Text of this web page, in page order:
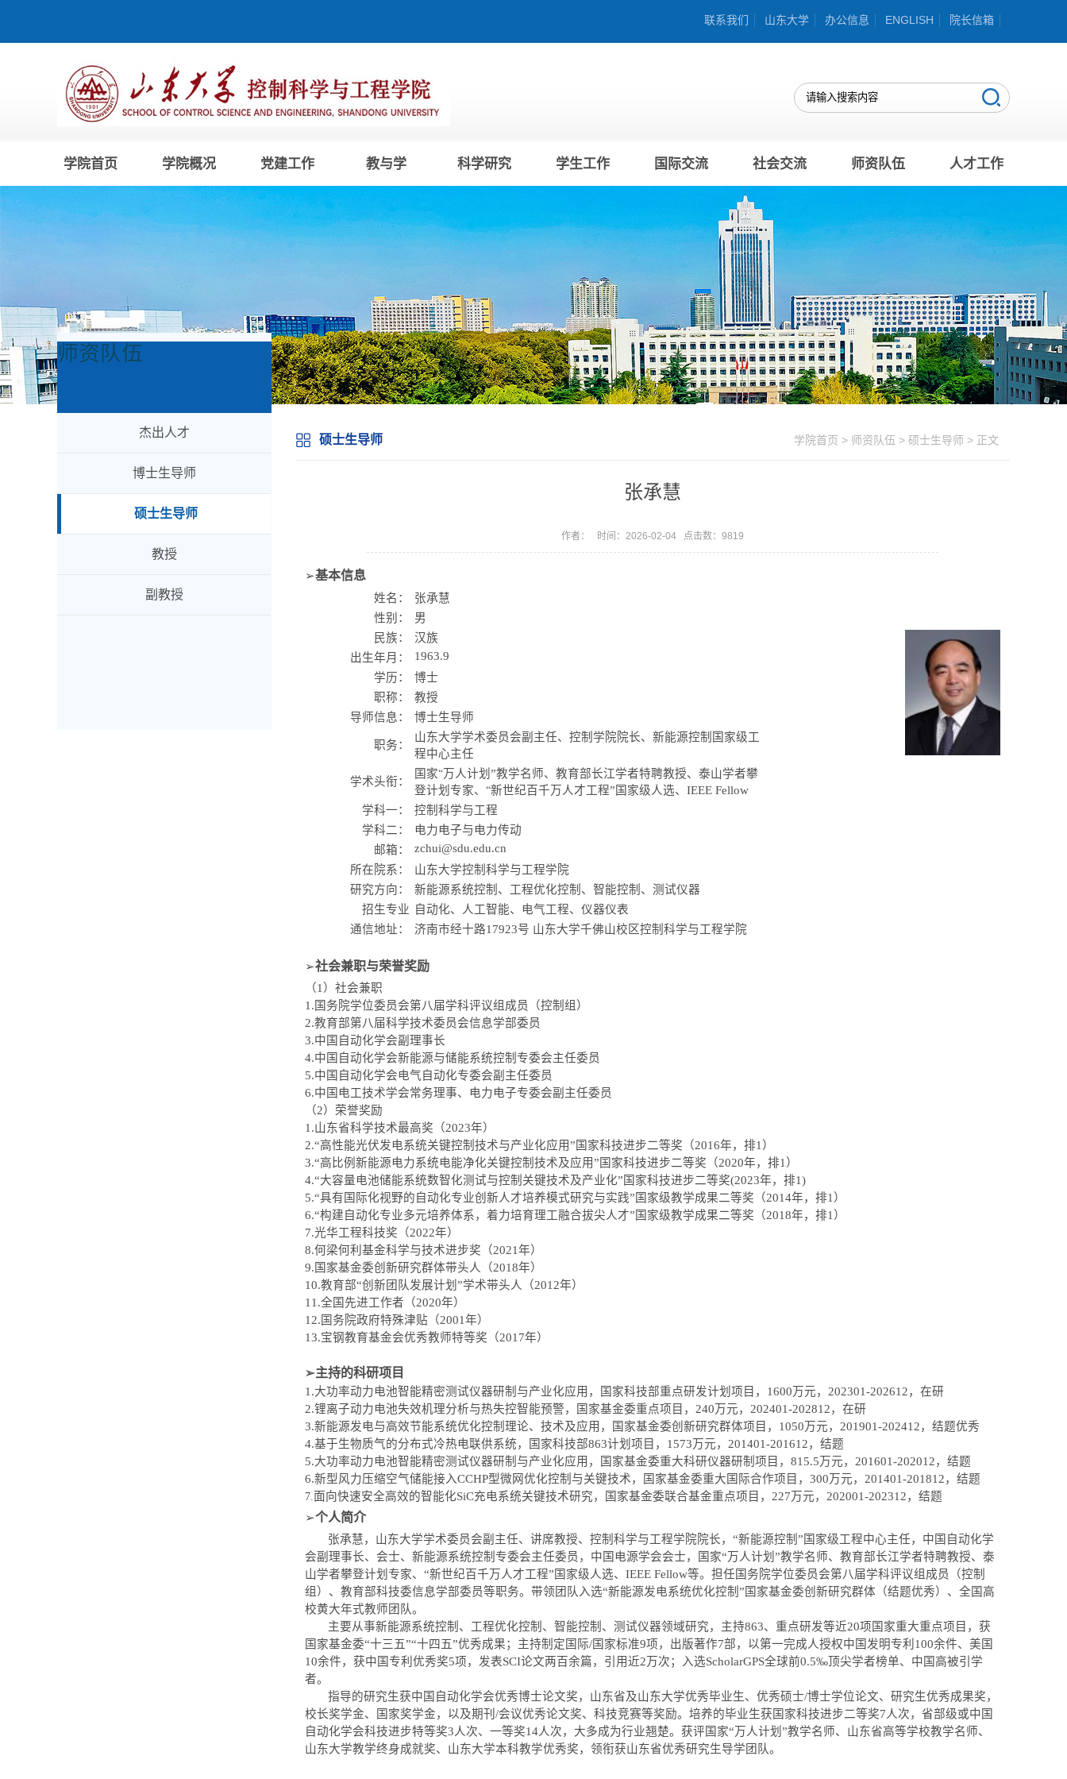
联系我们 山东大学 办公信息 ENGLISH 院长信箱
学院首页 学院概况 党建工作 教与学 科学研究 学生工作 国际交流 社会交流 师资队伍 人才工作
师资队伍
杰出人才
博士生导师
硕士生导师
教授
副教授
硕士生导师 学院首页 > 师资队伍 > 硕士生导师 > 正文
张承慧
作者： 时间：2026-02-04 点击数： 9819
➢基本信息
姓名：
张承慧
性别：
男
民族：
汉族
出生年月：
1963.9
学历：
博士
职称：
教授
导师信息：
博士生导师
职务：
山东大学学术委员会副主任、控制学院院长、新能源控制国家级工
程中心主任
学术头衔：
国家“ 万人计划 ”教学名师、教育部长江学者特聘教授、泰山学者攀
登计划专家、 “新世纪百千万人才工程” 国家级人选、IEEE Fellow
学科一：
控制科学与工程
学科二：
电力电子与电力传动
邮箱：
zchui@sdu.edu.cn
所在院系：
山东大学控制科学与工程学院
研究方向：
新能源系统控制、工程优化控制、智能控制、测试仪器
招生专业
自动化、人工智能、 电气工程、仪器仪表
通信地址：
济南市经十路17923号 山东大学千佛山校区控制科学与工程学院
➢社会兼职与荣誉奖励
（1）社会兼职
1. 国务院学位委员会第八届学科评议组成员
（控制组）
2.教育部第八届科学技术委员会信息学部委员
3.中国自动化学会副理事长
4.中国自动化学会新能源与储能系统控制专委会主任委员
5.中国自动化学会电气自动化专委会副主任委员
6.中国电工技术学会常务理事、 电力电子专委会副主任委员
（2）荣誉奖励
1.山东省科学技术最高奖（2023年）
2.“高性能光伏发电系统关键控制技术与产业化应用” 国家科技进步二等奖（2016年，排1 ）
3.“高比例新能源电力系统电能净化关键控制技术及应用” 国家科技进步二等奖（2020年，排1 ）
4.“大容量电池储能系统数智化测试与控制关键技术及产业化” 国家科技进步二等奖(2023年，排1)
5.“具有国际化视野的自动化专业创新人才培养模式研究与实践” 国家级教学成果二等奖（2014年，排1 ）
6.“构建自动化专业多元培养体系，着力培育理工融合拔尖人才” 国家级教学成果二等奖（2018年，排1 ）
7.光华工程科技奖 （2022年）
8.何梁何利基金科学与技术进步奖（2021年）
9. 国家基金委创新研究群体带头人（2018年）
10.教育部“创新团队发展计划”学术带头人（2012年）
11.全国先进工作者（2020年）
12. 国务院政府特殊津贴（2001年）
13.宝钢教育基金会优秀教师特等奖（2017年）
➢主持的科研项目
1.大功率动力电池智能精密测试仪器研制与产业化应用，国家科技部重点研发计划项目， 1600 万元， 202301-202612，在研
2.锂离子动力电池失效机理分析与热失控智能预警，国家基金委重点项目， 240 万元， 202401-202812，在研
3.新能源发电与高效节能系统优化控制理论、技术及应用，国家基金委创新研究群体项目，1050 万元， 201901-202412，结题优秀
4.基于生物质气的分布式冷热电联供系统，国家科技部863计划项目 ， 1573 万元， 201401-201612，结题
5.大功率动力电池智能精密测试仪器研制与产业化应用，国家基金委重大科研仪器研制项目， 815.5 万元， 201601-202012，结题
6.新型风力压缩空气储能接入CCHP型微网优化控制与关键技术，国家基金委重大国际合作项目， 300 万元， 201401-201812，结题
7.面向快速安全高效的智能化SiC充电系统关键技术研究，国家基金委联合基金重点项目， 227 万元， 202001-202312，结题
➢个人简介
张承慧，山东大学学术委员会副主任、讲席教授、控制科学与工程学院院长，“新能源控制” 国家级工程中心主任，中国自动化学
会副理事长、会士、 新能源系统控制专委会主任委员，中国电源学会会士，国家“ 万人计划 ”教学名师、教育部长江学者特聘教授、泰
山学者攀登计划专家、 “新世纪百千万人才工程” 国家级人选、IEEE Fellow等。担任国务院学位委员会第八届学科评议组成员（控制
组）、教育部科技委信息学部委员等职务。带领团队入选“新能源发电系统优化控制 ” 国家基金委创新研究群体 （结题优秀） 、全国高
校黄大年式教师团队。
主要从事新能源系统控制、工程优化控制、智能控制、测试仪器领域研究， 主持863、重点研发等近20项国家重大重点项目，获
国家基金委“十三五”“十四五”优秀成果； 主持制定国际/国家标准9项，出版著作7部，以第一完成人授权中国发明专利 100余件、美国
10余件，获中国专利优秀奖5项，发表SCI论文两百余篇，引用近2 万次；入选ScholarGPS全球前0.5‰顶尖学者榜单、中国高被引学
者。
指导的研究生获中国自动化学会优秀博士论文奖，山东省及山东大学优秀毕业生、优秀硕士/博士学位论文、研究生优秀成果奖，
校长奖学金、国家奖学金，以及期刊/会议优秀论文奖、科技竞赛等奖励。培养的毕业生获国家科技进步二等奖7人次，省部级或中国
自动化学会科技进步特等奖3人次、一等奖14人次， 大多成为行业翘楚。 获评 国家“ 万 人计划 ”教学名师、 山东省高等学校教学名师、
山东大学教学终身成就奖、 山东大学本科教学优秀奖，领衔获山东省优秀研究生导学团队。